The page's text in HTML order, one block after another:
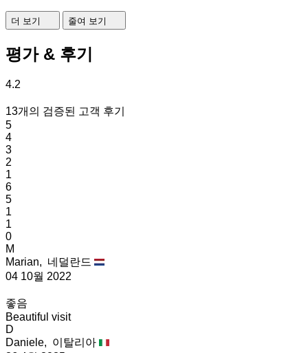
더 보기 줄여 보기
평가 & 후기
4.2
13개의 검증된 고객 후기
5
4
3
2
1
6
5
1
1
0
M
Marian, 네덜란드
04 10월 2022
좋음
Beautiful visit
D
Daniele, 이탈리아